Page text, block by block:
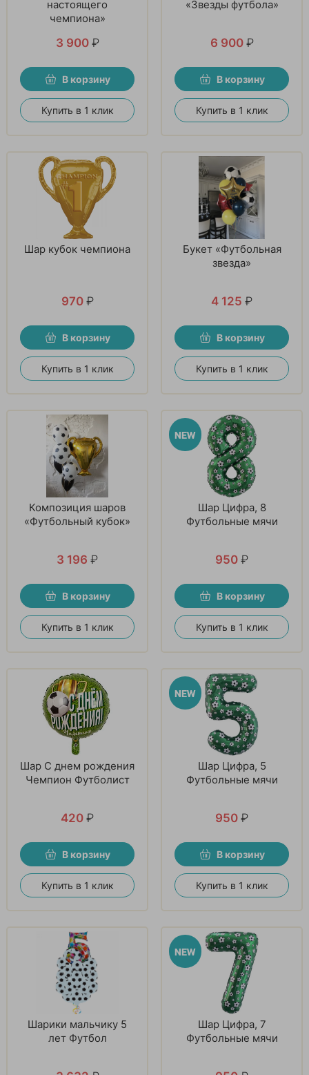
настоящего
чемпиона»
3 900 ₽
В корзину
Купить в 1 клик
«Звезды футбола»
6 900 ₽
В корзину
Купить в 1 клик
Шар кубок чемпиона
970 ₽
В корзину
Купить в 1 клик
Букет «Футбольная
звезда»
4 125 ₽
В корзину
Купить в 1 клик
Композиция шаров
«Футбольный кубок»
3 196 ₽
В корзину
Купить в 1 клик
Шар Цифра, 8
Футбольные мячи
950 ₽
В корзину
Купить в 1 клик
Шар С днем рождения
Чемпион Футболист
420 ₽
В корзину
Купить в 1 клик
Шар Цифра, 5
Футбольные мячи
950 ₽
В корзину
Купить в 1 клик
Шарики мальчику 5
лет Футбол
Шар Цифра, 7
Футбольные мячи